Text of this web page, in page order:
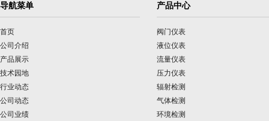
导航菜单
首页
公司介绍
产品展示
技术园地
行业动态
公司动态
公司业绩
产品中心
阀门仪表
液位仪表
流量仪表
压力仪表
辐射检测
气体检测
环境检测